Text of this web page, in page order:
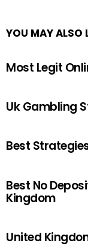
YOU MAY ALSO
Most Legit
Uk Gambling
Best
Best No
Kingdom
United